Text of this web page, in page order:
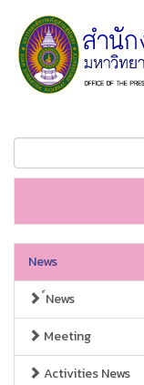
News
์News
Meeting
Activities News